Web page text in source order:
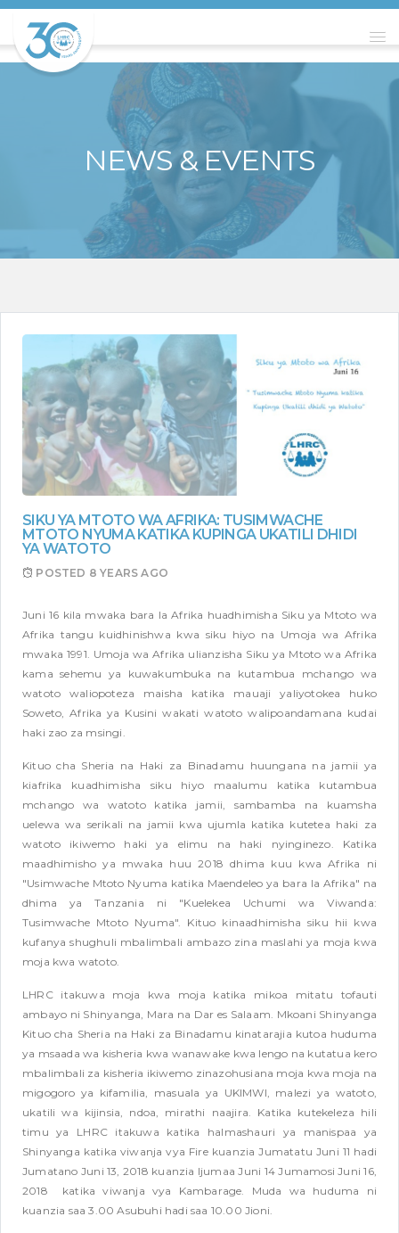
NEWS & EVENTS
SIKU YA MTOTO WA AFRIKA: TUSIMWACHE
MTOTO NYUMA KATIKA KUPINGA UKATILI DHIDI
YA WATOTO
POSTED 8 YEARS AGO
Juni 16 kila mwaka bara la Afrika huadhimisha Siku ya Mtoto wa
Afrika tangu kuidhinishwa kwa siku hiyo na Umoja wa Afrika
mwaka 1991. Umoja wa Afrika ulianzisha Siku ya Mtoto wa Afrika
kama sehemu ya kuwakumbuka na kutambua mchango wa
watoto waliopoteza maisha katika mauaji yaliyotokea huko
Soweto, Afrika ya Kusini wakati watoto walipoandamana kudai
haki zao za msingi.
Kituo cha Sheria na Haki za Binadamu huungana na jamii ya
kiafrika kuadhimisha siku hiyo maalumu katika kutambua
mchango wa watoto katika jamii, sambamba na kuamsha
uelewa wa serikali na jamii kwa ujumla katika kutetea haki za
watoto ikiwemo haki ya elimu na haki nyinginezo. Katika
maadhimisho ya mwaka huu 2018 dhima kuu kwa Afrika ni
"Usimwache Mtoto Nyuma katika Maendeleo ya bara la Afrika" na
dhima ya Tanzania ni "Kuelekea Uchumi wa Viwanda:
Tusimwache Mtoto Nyuma". Kituo kinaadhimisha siku hii kwa
kufanya shughuli mbalimbali ambazo zina maslahi ya moja kwa
moja kwa watoto.
LHRC itakuwa moja kwa moja katika mikoa mitatu tofauti
ambayo ni Shinyanga, Mara na Dar es Salaam. Mkoani Shinyanga
Kituo cha Sheria na Haki za Binadamu kinatarajia kutoa huduma
ya msaada wa kisheria kwa wanawake kwa lengo na kutatua kero
mbalimbali za kisheria ikiwemo zinazohusiana moja kwa moja na
migogoro ya kifamilia, masuala ya UKIMWI, malezi ya watoto,
ukatili wa kijinsia, ndoa, mirathi naajira. Katika kutekeleza hili
timu ya LHRC itakuwa katika halmashauri ya manispaa ya
Shinyanga katika viwanja vya Fire kuanzia Jumatatu Juni 11 hadi
Jumatano Juni 13, 2018 kuanzia Ijumaa Juni 14 Jumamosi Juni 16,
2018 katika viwanja vya Kambarage. Muda wa huduma ni
kuanzia saa 3.00 Asubuhi hadi saa 10.00 Jioni.